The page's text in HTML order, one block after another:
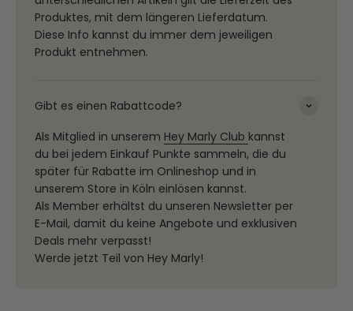
Produktes, mit dem längeren Lieferdatum.
Diese Info kannst du immer dem jeweiligen
Produkt entnehmen.
Gibt es einen Rabattcode?
Als Mitglied in unserem Hey Marly Club kannst
du bei jedem Einkauf Punkte sammeln, die du
später für Rabatte im Onlineshop und in
unserem Store in Köln einlösen kannst.
Als Member erhältst du unseren Newsletter per
E-Mail, damit du keine Angebote und exklusiven
Deals mehr verpasst!
Werde jetzt Teil von Hey Marly!